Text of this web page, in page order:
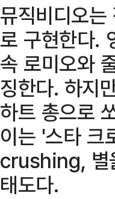
뮤직비디오
로 구현한다.
속 로미오와
징한다. 하지
하트 총으로
이는 '스타 크
crushing, 별
태도다.